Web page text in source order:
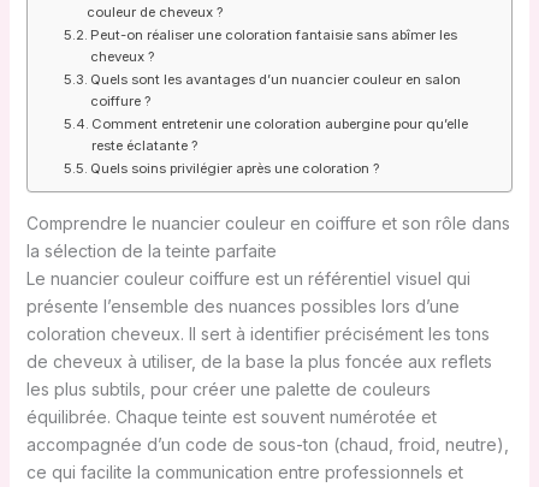
couleur de cheveux ?
Peut-on réaliser une coloration fantaisie sans abîmer les
cheveux ?
Quels sont les avantages d’un nuancier couleur en salon
coiffure ?
Comment entretenir une coloration aubergine pour qu’elle
reste éclatante ?
Quels soins privilégier après une coloration ?
Comprendre le nuancier couleur en coiffure et son rôle dans
la sélection de la teinte parfaite
Le nuancier couleur coiffure est un référentiel visuel qui
présente l’ensemble des nuances possibles lors d’une
coloration cheveux. Il sert à identifier précisément les tons
de cheveux à utiliser, de la base la plus foncée aux reflets
les plus subtils, pour créer une palette de couleurs
équilibrée. Chaque teinte est souvent numérotée et
accompagnée d’un code de sous-ton (chaud, froid, neutre),
ce qui facilite la communication entre professionnels et